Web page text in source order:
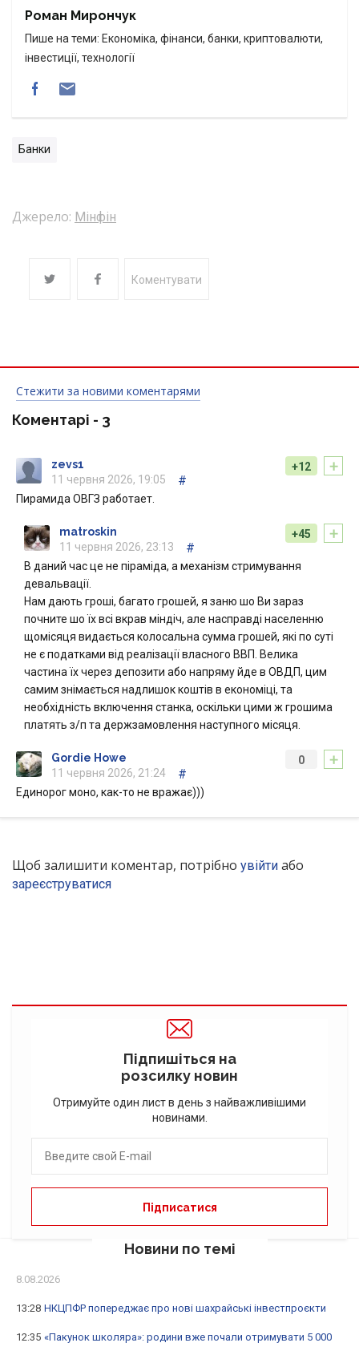
Роман Мирончук
Пише на теми: Економіка, фінанси, банки, криптовалюти,
інвестиції, технології
Банки
Джерело: Мінфін
Коментувати
Стежити за новими коментарями
Коментарі - 3
+
+12
zevs1
11 червня 2026, 19:05
#
Пирамида ОВГЗ работает.
+
+45
matroskin
11 червня 2026, 23:13
#
В даний час це не піраміда, а механізм стримування
девальвації.
Нам дають гроші, багато грошей, я заню шо Ви зараз
почните шо їх всі вкрав міндіч, але насправді населенню
щомісяця видається колосальна сумма грошей, які по суті
не є податками від реалізації власного ВВП. Велика
частина їх через депозити або напряму йде в ОВДП, цим
самим знімається надлишок коштів в економіці, та
необхідність включення станка, оскільки цими ж грошима
платять з/п та держзамовлення наступного місяця.
+
0
Gordie Howe
11 червня 2026, 21:24
#
Единорог моно, как-то не вражає)))
Щоб залишити коментар, потрібно увійти або
зареєструватися
Підпишіться на
розсилку новин
Отримуйте один лист в день з найважливішими
новинами.
Новини по темі
8.08.2026
13:28 НКЦПФР попереджає про нові шахрайські інвестпроєкти
12:35 «Пакунок школяра»: родини вже почали отримувати 5 000